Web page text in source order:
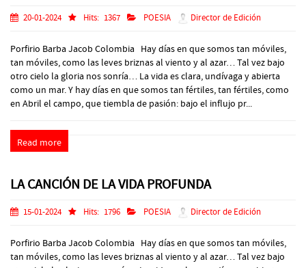
20-01-2024 Hits: 1367 POESIA Director de Edición
Porfirio Barba Jacob Colombia Hay días en que somos tan móviles,
tan móviles, como las leves briznas al viento y al azar… Tal vez bajo
otro cielo la gloria nos sonría… La vida es clara, undívaga y abierta
como un mar. Y hay días en que somos tan fértiles, tan fértiles, como
en Abril el campo, que tiembla de pasión: bajo el influjo pr...
Read more
LA CANCIÓN DE LA VIDA PROFUNDA
15-01-2024 Hits: 1796 POESIA Director de Edición
Porfirio Barba Jacob Colombia Hay días en que somos tan móviles,
tan móviles, como las leves briznas al viento y al azar… Tal vez bajo